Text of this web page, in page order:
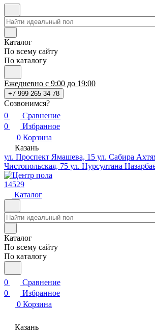
Каталог
По всему сайту
По каталогу
Ежедневно с 9:00 до 19:00
+7 999 265 34 78
Созвонимся?
0
Сравнение
0
Избранное
0 Корзина
Казань
ул. Проспект Ямашева, 15 ул. Сабира
Чистопольская, 75 ул. Нурсултана
14529
Каталог
Каталог
По всему сайту
По каталогу
0
Сравнение
0
Избранное
0 Корзина
Казань